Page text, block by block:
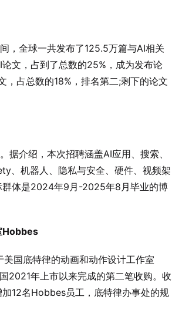
，全球一共发布了125.5万篇与AI相关
文，占到了总数的25%，成为发布论
，占总数的18%，排名第二;剩下的论文
据介绍，本次招聘涵盖AI应用、搜索、
、机器人、隐私与安全、硬件、视频架
体是2024年9月-2025年8月毕业的博
Hobbes
国底特律的动画和动作设计工作室
2021年上市以来完成的第二笔收购。收
12名Hobbes员工，底特律办事处的规